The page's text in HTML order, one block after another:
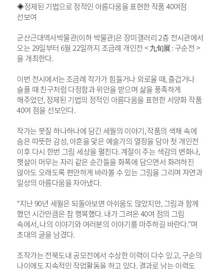
◈정제된 기법으로 정적인 아름다움을 표현한 작품40여점
선보여
군산근대역사박물관(이하 박물관)은 장미갤러리2층 전시관에서
오는29일부터 6월22일까지 조금례 개인전 <九旬展:구순전 >
을 개최한다.
이번 전시에서는조금례 작가가 힘들거나 외로울 때,즐겁거나
슬플 때 친구처럼 다정함과 위안을 받으며 삶을 풍족하게
해주었던,정제된 기법의 정적인 아름다움을 표현한 서양화 작품
40여 점을 선보인다.
작가는 붓질 하나하나에 담긴 세월의 이야기,작품의 색채 속에
숨은 따뜻한 감성,아흔을 맞은 예술가의 열정을 담아 첫 개인전
이후 다시 한번 그림 세상을 펼친다.계절이 주는 색감의 변화나,
햇살이 머무는 자리 같은 순간들을 화폭에 담으면서 화려하진
않아도 오래도록 편안하게 바라볼 수 있는 그림을 그리며 자연과
일상의 아름다움을 자아냈다.
“지난90년 세월은 되돌아보면 아쉬움도 많았지만,그림과 함께
했던 시간만큼은 참 행복했다.내가 그려온40여 점의 그림
속에서,나의 이야기와 여러분의 이야기를 마주하길 바란다.”며
초대의 글을 남겼다.
조작가는 전북도내 공모전에서 수상한 이력이 다수 있고,구순의
나이에도 지속적인 작업활동을 하고 있다.결과로 남는 이력도